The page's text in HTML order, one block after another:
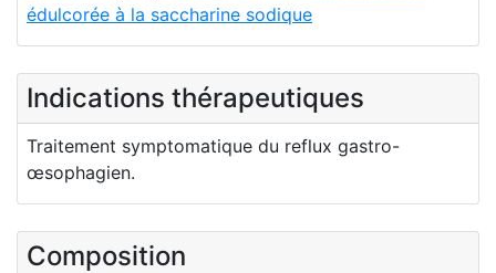
édulcorée à la saccharine sodique
Indications thérapeutiques
Traitement symptomatique du reflux gastro-
œsophagien.
Composition